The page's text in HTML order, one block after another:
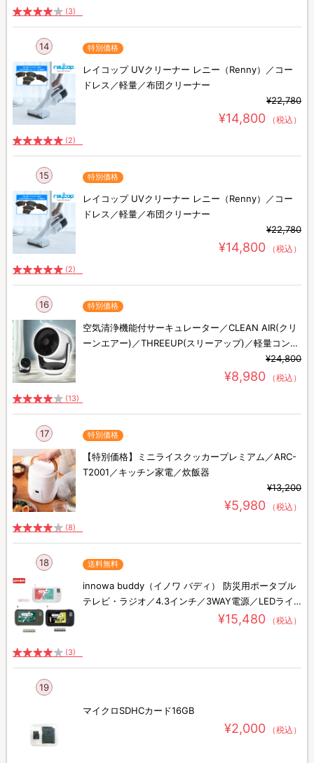
(3)
14 特別価格
レイコップ UVクリーナー レニー（Renny）／コー
ドレス／軽量／布団クリーナー
¥22,780
¥14,800 （税込）
(2)
15 特別価格
レイコップ UVクリーナー レニー（Renny）／コー
ドレス／軽量／布団クリーナー
¥22,780
¥14,800 （税込）
(2)
16 特別価格
空気清浄機能付サーキュレーター／CLEAN AIR(クリ
ーンエアー)／THREEUP(スリーアップ)／軽量コンパ
¥24,800
¥8,980 （税込）
(13)
17 特別価格
【特別価格】ミニライスクッカープレミアム／ARC-
T2001／キッチン家電／炊飯器
¥13,200
¥5,980 （税込）
(8)
18 送料無料
innowa buddy（イノワ バディ） 防災用ポータブル
テレビ・ラジオ／4.3インチ／3WAY電源／LEDライ
ト／モバイルバッテリー／アウトドア／防災用品
¥15,480 （税込）
(3)
19
マイクロSDHCカード16GB
¥2,000 （税込）